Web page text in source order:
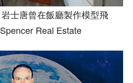
士唐曾在飯廳製作模型飛
Real Estate